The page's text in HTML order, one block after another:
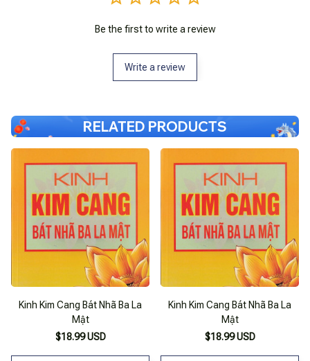
Be the first to write a review
Write a review
RELATED PRODUCTS
Kinh Kim Cang Bát Nhã Ba La
Mật
$18.99 USD
Kinh Kim Cang Bát Nhã Ba La
Mật
$18.99 USD